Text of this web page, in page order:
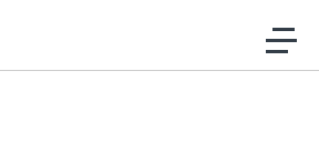
al contenido